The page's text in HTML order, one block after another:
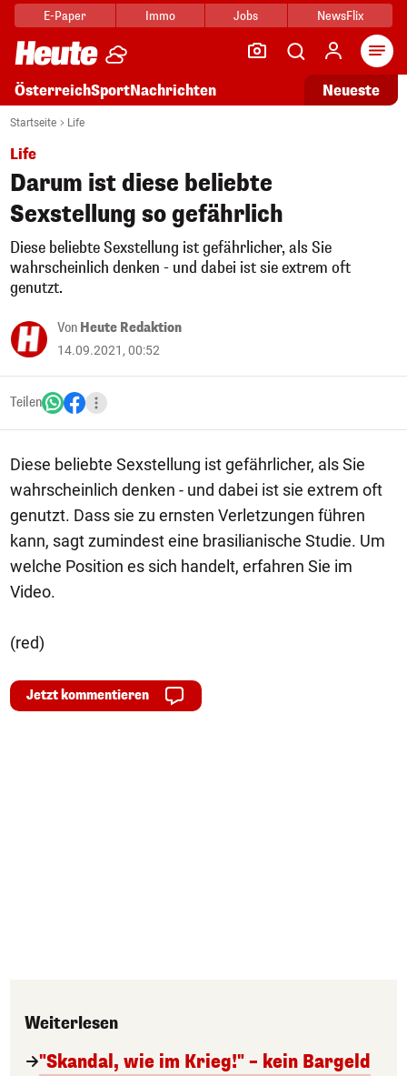
E-Paper Immo Jobs NewsFlix
ÖsterreichSportNachrichten Neueste
Startseite Life
Life
Darum ist diese beliebte
Sexstellung so gefährlich
Diese beliebte Sexstellung ist gefährlicher, als Sie
wahrscheinlich denken - und dabei ist sie extrem oft
genutzt.
Von Heute Redaktion
14.09.2021, 00:52
Teilen
Diese beliebte Sexstellung ist gefährlicher, als Sie
wahrscheinlich denken - und dabei ist sie extrem oft
genutzt. Dass sie zu ernsten Verletzungen führen
kann, sagt zumindest eine brasilianische Studie. Um
welche Position es sich handelt, erfahren Sie im
Video.
(red)
Jetzt kommentieren
Weiterlesen
"Skandal, wie im Krieg!" – kein Bargeld